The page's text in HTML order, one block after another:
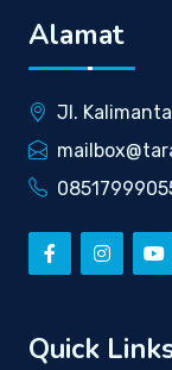
Alamat
Jl.
Quick